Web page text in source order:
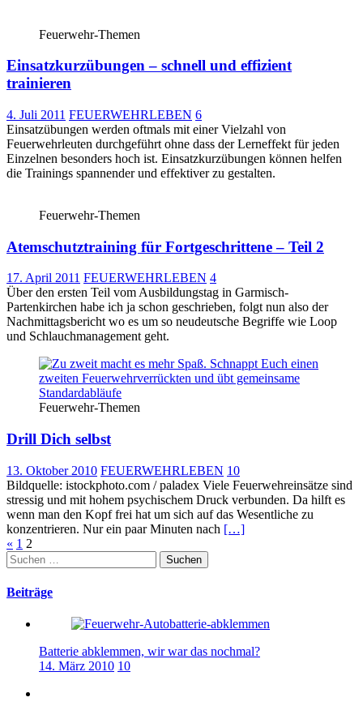
Feuerwehr-Themen
Einsatzkurzübungen – schnell und effizient
trainieren
4. Juli 2011 FEUERWEHRLEBEN 6
Einsatzübungen werden oftmals mit einer Vielzahl von
Feuerwehrleuten durchgeführt ohne dass der Lerneffekt für jeden
Einzelnen besonders hoch ist. Einsatzkurzübungen können helfen
die Trainings spannender und effektiver zu gestalten.
Feuerwehr-Themen
Atemschutztraining für Fortgeschrittene – Teil 2
17. April 2011 FEUERWEHRLEBEN 4
Über den ersten Teil vom Ausbildungstag in Garmisch-
Partenkirchen habe ich ja schon geschrieben, folgt nun also der
Nachmittagsbericht wo es um so neudeutsche Begriffe wie Loop
und Schlauchmanagement geht.
Feuerwehr-Themen
Drill Dich selbst
13. Oktober 2010 FEUERWEHRLEBEN 10
Bildquelle: istockphoto.com / paladex Viele Feuerwehreinsätze sind
stressig und mit hohem psychischem Druck verbunden. Da hilft es
wenn man den Kopf frei hat um sich auf das Wesentliche zu
konzentrieren. Nur ein paar Minuten nach […]
Seitennummerierung
der
Beiträge
« 1 2
Suchen
nach:
Beiträge
Batterie abklemmen, wir war das nochmal?
14. März 2010 10